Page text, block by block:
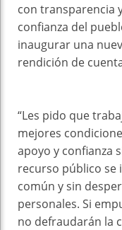
con transparencia
confianza del
inaugurar una
rendición de
“Les pido que
mejores
apoyo y confianza
recurso público se
común y sin
personales. Si
no defraudarán la